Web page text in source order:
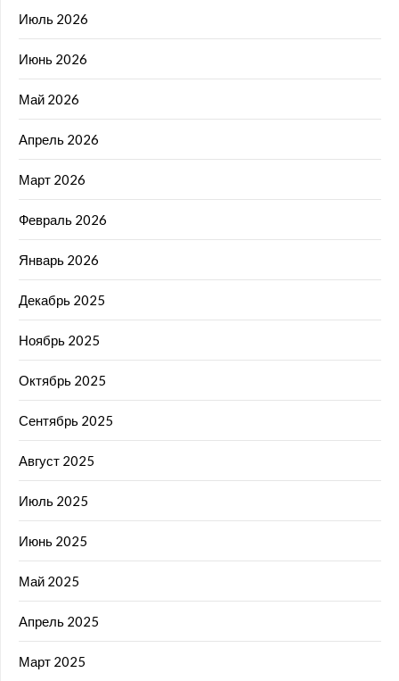
Июль 2026
Июнь 2026
Май 2026
Апрель 2026
Март 2026
Февраль 2026
Январь 2026
Декабрь 2025
Ноябрь 2025
Октябрь 2025
Сентябрь 2025
Август 2025
Июль 2025
Июнь 2025
Май 2025
Апрель 2025
Март 2025